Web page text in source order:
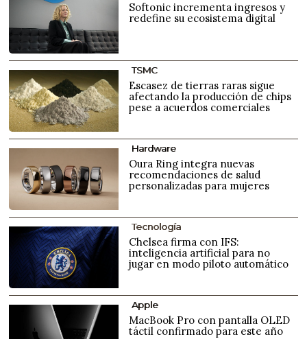
Softonic incrementa ingresos y
redefine su ecosistema digital
TSMC
Escasez de tierras raras sigue
afectando la producción de chips
pese a acuerdos comerciales
Hardware
Oura Ring integra nuevas
recomendaciones de salud
personalizadas para mujeres
Tecnología
Chelsea firma con IFS:
inteligencia artificial para no
jugar en modo piloto automático
Apple
MacBook Pro con pantalla OLED
táctil confirmado para este año